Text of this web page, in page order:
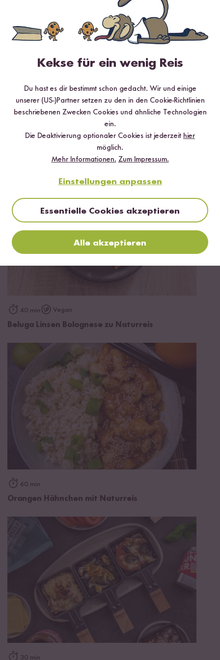
✔️ 25 leckere Rezepte aus unseren bunten Kochwelten
✔️ Von Sushi über Curry bis hin zu Desserts
✔️ Inklusive Tipps & Tricks für die Zubereitung
Jetzt sichern
*Das Digitale Rezeptbuch wird dir nach vollständiger Anmeldung zum Newsletter
Mehr Rezepte mit Bio Natur Reis
40 min Vegan
Beluga Linsen Bolognese zu Naturreis
60 min
Orangen Hähnchen mit Naturreis
30 min
Kekse für ein wenig Reis
Du hast es dir bestimmt schon gedacht. Wir und einige
unserer (US-)Partner setzen zu den in den Cookie-Richtlinien
beschriebenen Zwecken Cookies und ähnliche Technologien
ein.
Die Deaktivierung optionaler Cookies ist jederzeit hier
möglich.
Mehr Informationen. Zum Impressum.
Einstellungen anpassen
Essentielle Cookies akzeptieren
Alle akzeptieren